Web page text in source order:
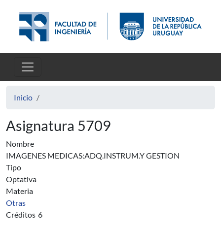
Inicio
Asignatura 5709
Nombre
IMAGENES MEDICAS:ADQ.INSTRUM.Y GESTION
Tipo
Optativa
Materia
Otras
Créditos 6